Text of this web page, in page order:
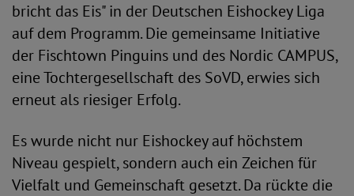
bricht das Eis" in der Deutschen Eishockey Liga
auf dem Programm. Die gemeinsame Initiative
der Fischtown Pinguins und des Nordic CAMPUS,
eine Tochtergesellschaft des SoVD, erwies sich
erneut als riesiger Erfolg.
Es wurde nicht nur Eishockey auf höchstem
Niveau gespielt, sondern auch ein Zeichen für
Vielfalt und Gemeinschaft gesetzt. Da rückte die